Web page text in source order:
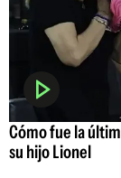
Cómo fue la
su hijo Lionel